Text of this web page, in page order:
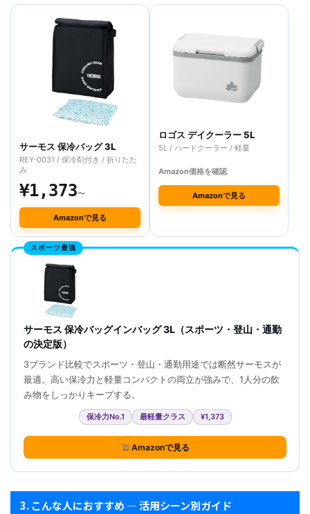
サーモス 保冷バッグ 3L
REY-0031 / 保冷剤付き / 折りたた
み
¥1,373〜
Amazonで見る
ロゴス デイクーラー 5L
5L / ハードクーラー / 軽量
Amazon価格を確認
Amazonで見る
スポーツ最強
サーモス 保冷バッグインバッグ 3L（スポーツ・登山・通勤
の決定版）
3ブランド比較でスポーツ・登山・通勤用途では断然サーモスが
最適。高い保冷力と軽量コンパクトの両立が強みで、1人分の飲
み物をしっかりキープする。
保冷力No.1 最軽量クラス ¥1,373
Amazonで見る
3. こんな人におすすめ — 活用シーン別ガイド